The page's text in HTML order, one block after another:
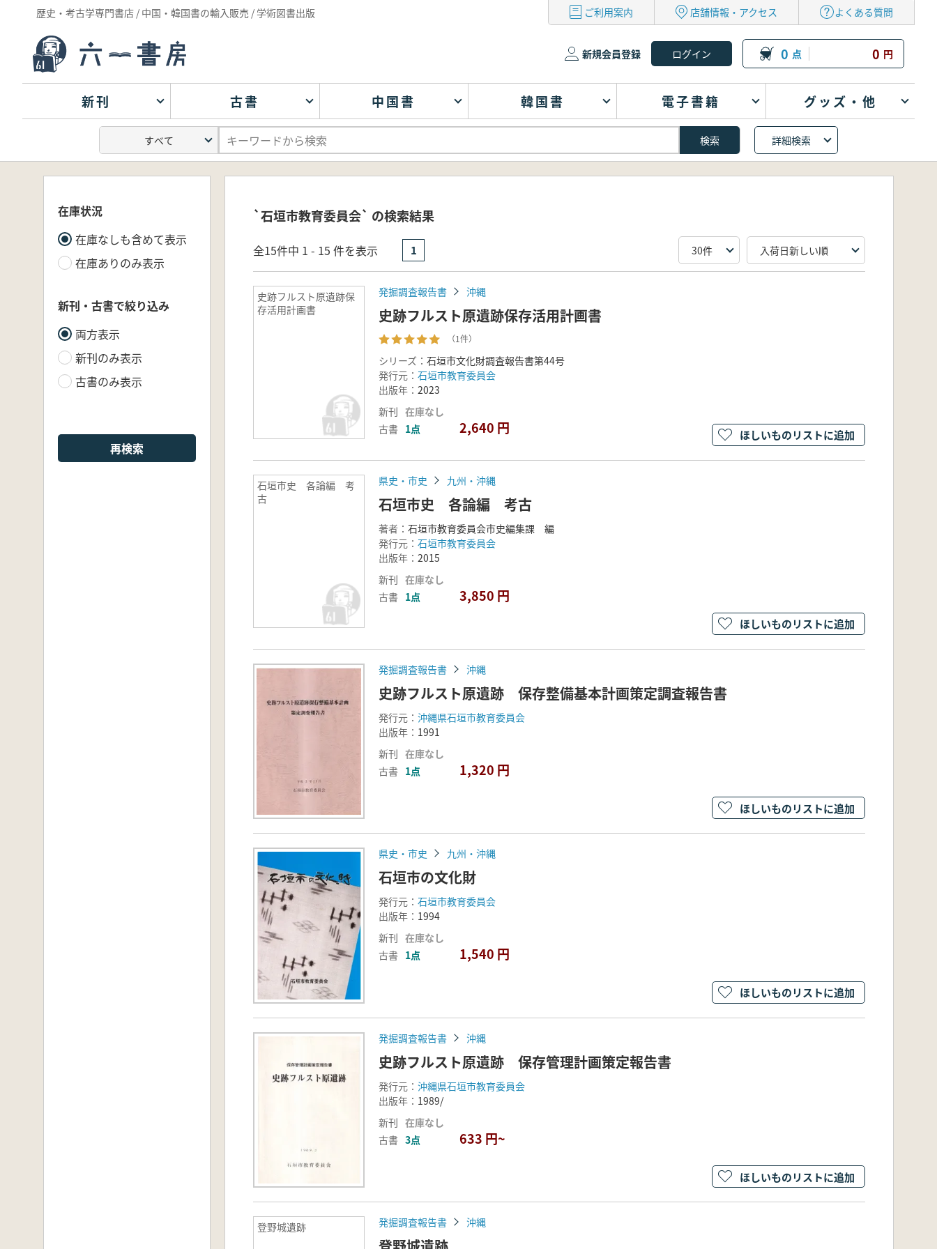
歴史・考古学専門書店 / 中国・韓国書の輸入販売 / 学術図書出版 ご利用案内 店舗情報・アクセス よくある質問
新規会員登録 0 点 0 円
新刊 古書 中国書 韓国書 電子書籍 グッズ・他
詳細検索
在庫状況
在庫なしも含めて表示
在庫ありのみ表示
新刊・古書で絞り込み
両方表示
新刊のみ表示
古書のみ表示
再検索
`石垣市教育委員会` の検索結果
全15件中 1 - 15 件を表示 1
史跡フルスト原遺跡保
存活用計画書
発掘調査報告書 沖縄
史跡フルスト原遺跡保存活用計画書
（1件）
シリーズ： 石垣市文化財調査報告書第44号
発行元： 石垣市教育委員会
出版年： 2023
新刊 在庫なし
古書 1点 2,640 円 ほしいものリストに追加
石垣市史 各論編 考
古
県史・市史 九州・沖縄
石垣市史 各論編 考古
著者： 石垣市教育委員会市史編集課 編
発行元： 石垣市教育委員会
出版年： 2015
新刊 在庫なし
古書 1点 3,850 円
ほしいものリストに追加
発掘調査報告書 沖縄
史跡フルスト原遺跡 保存整備基本計画策定調査報告書
発行元： 沖縄県石垣市教育委員会
出版年： 1991
新刊 在庫なし
古書 1点 1,320 円
ほしいものリストに追加
県史・市史 九州・沖縄
石垣市の文化財
発行元： 石垣市教育委員会
出版年： 1994
新刊 在庫なし
古書 1点 1,540 円
ほしいものリストに追加
発掘調査報告書 沖縄
史跡フルスト原遺跡 保存管理計画策定報告書
発行元： 沖縄県石垣市教育委員会
出版年： 1989/
新刊 在庫なし
古書 3点 633 円~
ほしいものリストに追加
登野城遺跡 発掘調査報告書 沖縄